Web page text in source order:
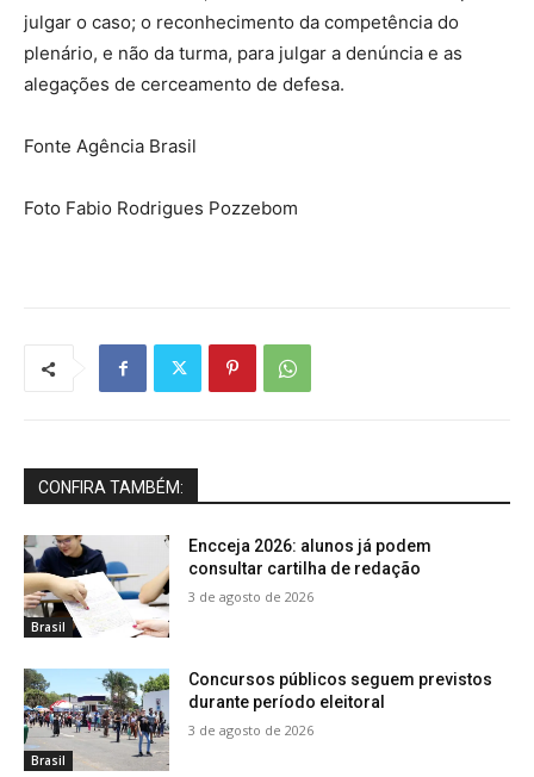
julgar o caso; o reconhecimento da competência do
plenário, e não da turma, para julgar a denúncia e as
alegações de cerceamento de defesa.
Fonte Agência Brasil
Foto Fabio Rodrigues Pozzebom
CONFIRA TAMBÉM:
Brasil
Encceja 2026: alunos já podem
consultar cartilha de redação
3 de agosto de 2026
Brasil
Concursos públicos seguem previstos
durante período eleitoral
3 de agosto de 2026